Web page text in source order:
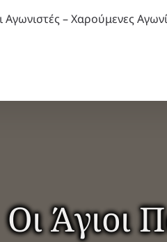
Οι Άγιοι